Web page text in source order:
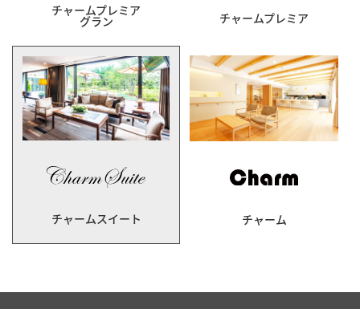
チャームプレミア
グラン チャームプレミア
チャームスイート チャーム